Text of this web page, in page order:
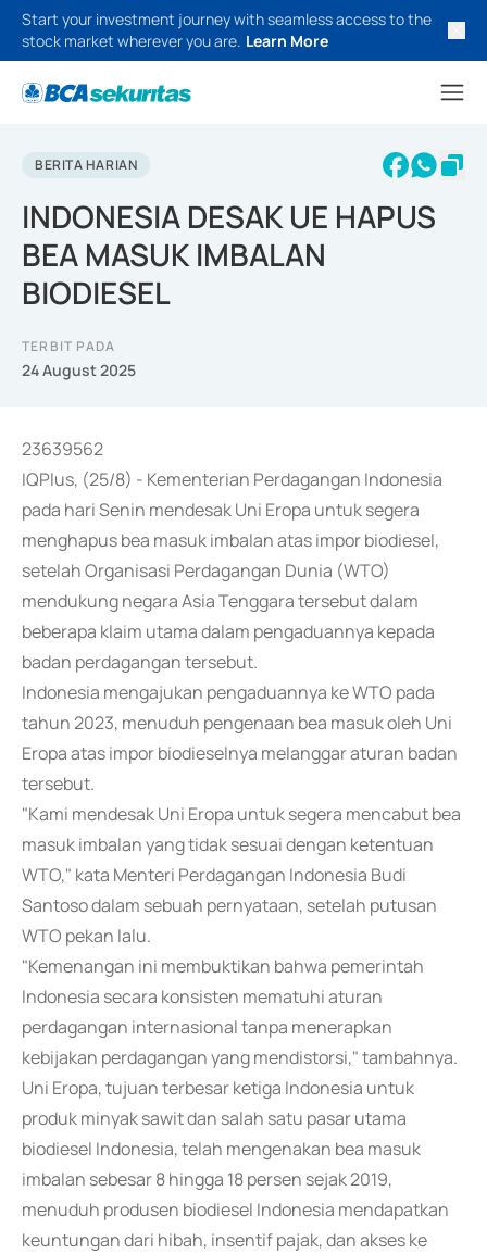
Start your investment journey with seamless access to the
stock market wherever you are. Learn More
BERITA HARIAN
INDONESIA DESAK UE HAPUS
BEA MASUK IMBALAN
BIODIESEL
TERBIT PADA
24 August 2025
23639562
IQPlus, (25/8) - Kementerian Perdagangan Indonesia
pada hari Senin mendesak Uni Eropa untuk segera
menghapus bea masuk imbalan atas impor biodiesel,
setelah Organisasi Perdagangan Dunia (WTO)
mendukung negara Asia Tenggara tersebut dalam
beberapa klaim utama dalam pengaduannya kepada
badan perdagangan tersebut.
Indonesia mengajukan pengaduannya ke WTO pada
tahun 2023, menuduh pengenaan bea masuk oleh Uni
Eropa atas impor biodieselnya melanggar aturan badan
tersebut.
"Kami mendesak Uni Eropa untuk segera mencabut bea
masuk imbalan yang tidak sesuai dengan ketentuan
WTO," kata Menteri Perdagangan Indonesia Budi
Santoso dalam sebuah pernyataan, setelah putusan
WTO pekan lalu.
"Kemenangan ini membuktikan bahwa pemerintah
Indonesia secara konsisten mematuhi aturan
perdagangan internasional tanpa menerapkan
kebijakan perdagangan yang mendistorsi," tambahnya.
Uni Eropa, tujuan terbesar ketiga Indonesia untuk
produk minyak sawit dan salah satu pasar utama
biodiesel Indonesia, telah mengenakan bea masuk
imbalan sebesar 8 hingga 18 persen sejak 2019,
menuduh produsen biodiesel Indonesia mendapatkan
keuntungan dari hibah, insentif pajak, dan akses ke